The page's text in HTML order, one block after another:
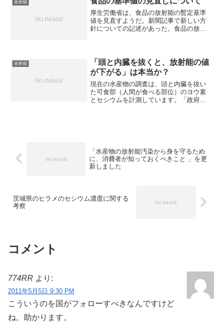
す。放射線科医ではありませ...
放射能
厚生労働省は、食品の放射能の暫定基準
値を見直すようだ。新聞記事で新しい方
針についての記述があった。食品の放射
すか。Ａ 年間被ばく限度...
放射能
「頭と内臓を抜くと、放射能の値
が下がる」は本当か？
現在の水産物の調査は、頭と内臓を抜い
た可食部（人間が食べる部位）のヨウ素
とセシウムを計測しています。「政府
「水産物の放射能汚染から身を守るため
に、消費者が知っておくべきこと 」を更
新しました
茨城県のヒラメのセシウム濃度に関する
考察
コメント
774RR より:
2011年5月5日 9:30 PM
こういうのを国がフォローすべきなんですけど
ね。助かります。